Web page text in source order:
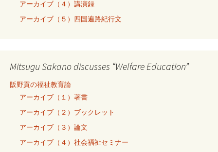
アーカイブ（４）講演録
アーカイブ（５）四国遍路紀行文
Mitsugu Sakano discusses “Welfare Education”
阪野貢の福祉教育論
アーカイブ（１）著書
アーカイブ（２）ブックレット
アーカイブ（３）論文
アーカイブ（４）社会福祉セミナー